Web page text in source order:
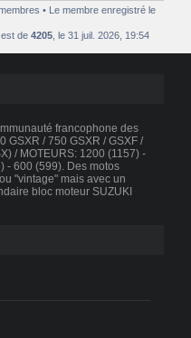
• Le membre enregistré le
est de4205 , le 31 juil. 2026, 19:54
francophone des
GSXR / 750 GSXR / GSXF /
/ MOTEURS: 1200 (1157) -
- 600 (599). Des motos
"vintage" mais avec un
bloc moteur SUZUKI